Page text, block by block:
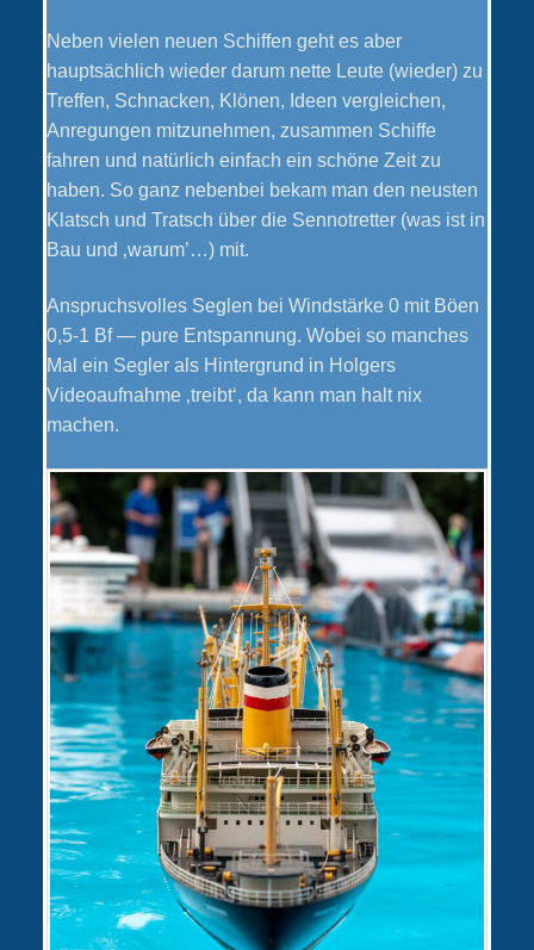
Neben vielen neuen Schiffen geht es aber
hauptsächlich wieder darum nette Leute (wieder) zu
Treffen, Schnacken, Klönen, Ideen vergleichen,
Anregungen mitzunehmen, zusammen Schiffe
fahren und natürlich einfach ein schöne Zeit zu
haben. So ganz nebenbei bekam man den neusten
Klatsch und Tratsch über die Sennotretter (was ist in
Bau und ‚warum’…) mit.
Anspruchsvolles Seglen bei Windstärke 0 mit Böen
0,5-1 Bf — pure Entspannung. Wobei so manches
Mal ein Segler als Hintergrund in Holgers
Videoaufnahme ‚treibt‘, da kann man halt nix
machen.